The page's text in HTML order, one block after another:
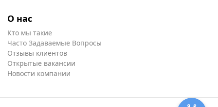
О нас
Кто мы такие
Часто Задаваемые Вопросы
Отзывы клиентов
Открытые вакансии
Новости компании